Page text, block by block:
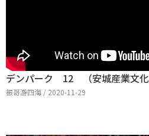
デンパーク 12 （安城産業文化
振哥游四海 / 2020-11-29